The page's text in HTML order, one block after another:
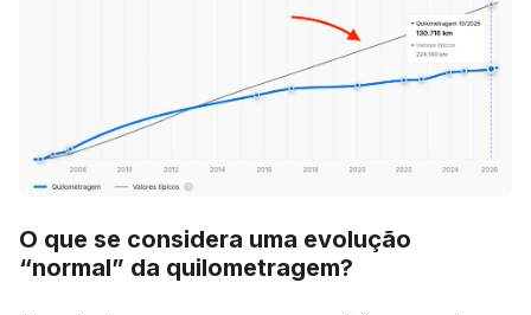
O que se considera uma evolução
“normal” da quilometragem?